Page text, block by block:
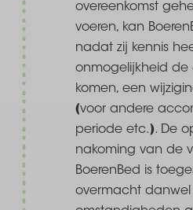
overeenkomst
voeren, kan
nadat zij kennis
onmogelijkheid de
komen, een
(voor andere
periode etc.). De
nakoming van de
BoerenBed is
overmacht danwel